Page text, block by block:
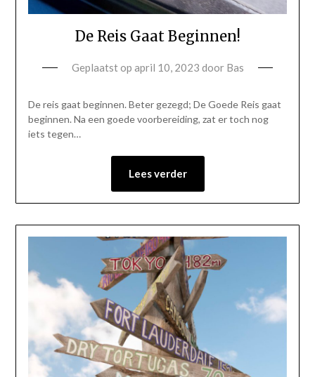
De Reis Gaat Beginnen!
Geplaatst op april 10, 2023 door Bas
De reis gaat beginnen. Beter gezegd; De Goede Reis gaat
beginnen. Na een goede voorbereiding, zat er toch nog
iets tegen…
Lees verder